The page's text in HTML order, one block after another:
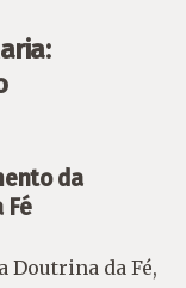
da
Fé
Doutrina da Fé,